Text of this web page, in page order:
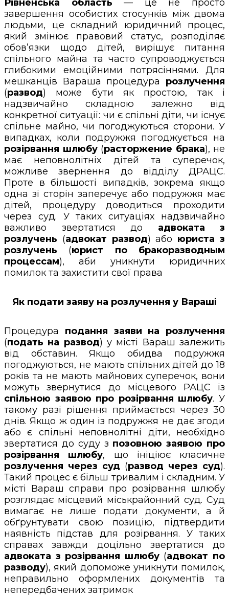
Рівненська область — це не просто
завершення особистих стосунків між двома
людьми, це складний юридичний процес,
який змінює правовий статус, розподіляє
обов’язки щодо дітей, вирішує питання
спільного майна та часто супроводжується
глибокими емоційними потрясіннями. Для
мешканців Вараша процедура розлучення
(развод) може бути як простою, так і
надзвичайно складною залежно від
конкретної ситуації: чи є спільні діти, чи існує
спільне майно, чи погоджуються сторони. У
випадках, коли подружжя погоджується на
розірвання шлюбу(расторжение брака), не
має неповнолітніх дітей та суперечок,
можливе звернення до відділу ДРАЦС.
Проте в більшості випадків, зокрема якщо
одна зі сторін заперечує або подружжя має
дітей, процедуру доводиться проходити
через суд. У таких ситуаціях надзвичайно
важливо звертатися до адвоката з
розлучень (адвокат развод) або юриста з
розлучень (юрист по бракоразводным
процессам), аби уникнути юридичних
помилок та захистити свої права
Як подати заяву на розлучення у Вараші
Процедура подання заяви на розлучення
(подать на развод) у місті Вараш залежить
від обставин. Якщо обидва подружжя
погоджуються, не мають спільних дітей до 18
років та не мають майнових суперечок, вони
можуть звернутися до місцевого РАЦС із
спільною заявою про розірвання шлюбу. У
такому разі рішення приймається через 30
днів. Якщо ж один із подружжя не дає згоди
або є спільні неповнолітні діти, необхідно
звертатися до суду з позовною заявою про
розірвання шлюбу, що ініціює класичне
розлучення через суд (развод через суд).
Такий процес є більш тривалим і складним. У
місті Вараш справи про розірвання шлюбу
розглядає місцевий міськрайонний суд. Суд
вимагає не лише подати документи, а й
обґрунтувати свою позицію, підтвердити
наявність підстав для розірвання. У таких
справах завжди доцільно звертатися до
адвоката з розірвання шлюбу(адвокат по
разводу), який допоможе уникнути помилок,
неправильно оформлених документів та
непередбачених затримок